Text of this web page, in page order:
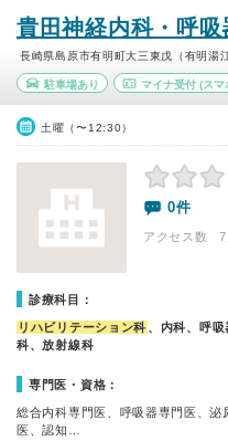
貴田神経内科・呼
長崎県島原市有明町大三東戊（有明湯
駐車場あり マイナ受付(スマ
土曜（〜12:30）
0件
アクセス数 7
診療科目：
リハビリテーション科 、内科、呼
科、放射線科
専門医・資格：
総合内科専門医、呼吸器専門医、
医、認知…